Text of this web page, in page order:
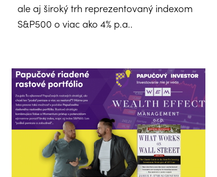
ale aj široký trh reprezentovaný indexom
S&P500 o viac ako 4% p.a..